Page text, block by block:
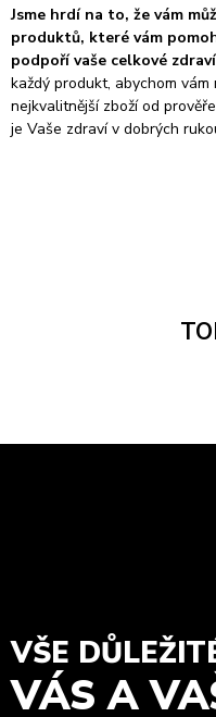
Jsme hrdí na to, že vám
produktů, které vám
podpoří vaše celkové
každý produkt, abychom
nejkvalitnější zboží od
je Vaše zdraví v dobrých
VŠE
VÁS A